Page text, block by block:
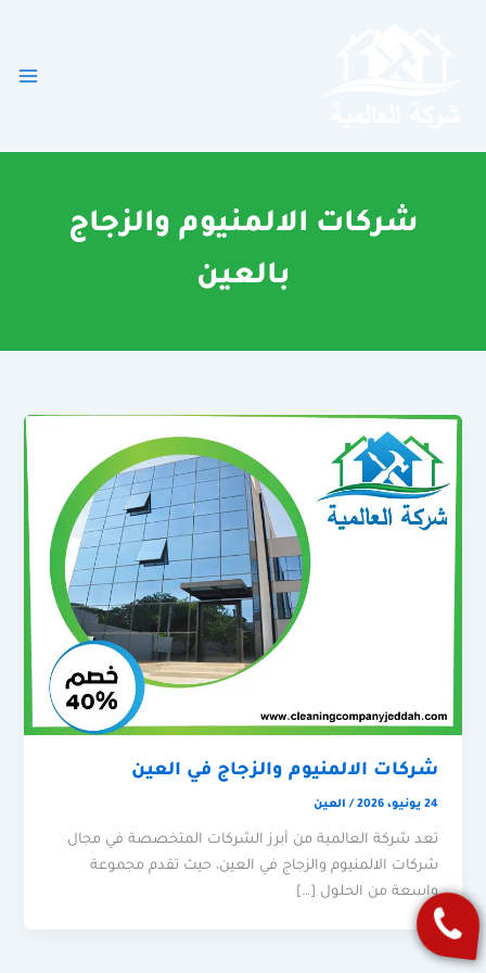
شركات الالمنيوم والزجاج
بالعين
شركات الالمنيوم والزجاج في العين
24 يونيو، 2026 / العين
تعد شركة العالمية من أبرز الشركات المتخصصة في مجال
شركات الالمنيوم والزجاج في العين، حيث تقدم مجموعة
واسعة من الحلول […]